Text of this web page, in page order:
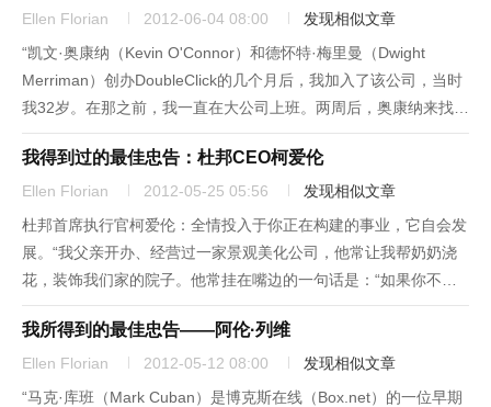
Ellen Florian 2012-06-04 08:00
发现相似文章
“凯文·奥康纳（Kevin O'Connor）和德怀特·梅里曼（Dwight
Merriman）创办DoubleClick的几个月后，我加入了该公司，当时
我32岁。在那之前，我一直在大公司上班。两周后，奥康纳来找我
说，‘你应该加快动作。新创企业唯一的优势就是动作更快。’我面
临的一项首要任务是找办公室...
我得到过的最佳忠告：杜邦CEO柯爱伦
Ellen Florian 2012-05-25 05:56
发现相似文章
杜邦首席执行官柯爱伦：全情投入于你正在构建的事业，它自会发
展。“我父亲开办、经营过一家景观美化公司，他常让我帮奶奶浇
花，装饰我们家的院子。他常挂在嘴边的一句话是：“如果你不浇
水，花草就会枯死。”我非常讨厌这份差事：给这些讨厌的花朵浇
水。可我母亲和奶奶的花园是镇上最漂亮的。“当我走出去闯世界
之后，父亲...
我所得到的最佳忠告——阿伦·列维
Ellen Florian 2012-05-12 08:00
发现相似文章
“马克·库班（Mark Cuban）是博克斯在线（Box.net）的一位早期